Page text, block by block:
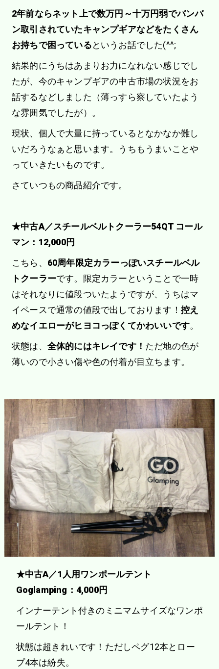
2年前ならネット上で数万円～十万円弱でバンバ
ン取引されていたキャンプギアなどをたくさん
お持ちで困っているというお話でした(^^;
結果的にうちはあまりお力になれない感じでし
たが、今のキャンプギアの中古市場の状況をお
話するなどしました（薄っすら察していたよう
な雰囲気でしたが）。
現状、個人で大量に持っているとなかなか難し
いだろうなぁと思います。うちもうまいことや
っていきたいものです。
さていつもの商品紹介です。
★中古A／スチールベルトクーラー54QT コール
マン：12,000円
こちら、 60周年限定カラーっぽいスチールベル
トクーラーです。限定カラーということで一時
はそれなりに値段ついたようですが、うちはマ
イペースで通常の値段で出しております！ 控え
めなイエローがヒヨコっぽくてかわいいです。
状態は、 全体的にはキレイです！ ただ地の色が
薄いので小さい傷や色の付着が目立ちます。
★中古A／1人用ワンポールテント
Goglamping：4,000円
インナーテント付きのミニマムサイズなワンポ
ールテント！
状態は超きれいです！ただしペグ12本とロー
プ4本は紛失。